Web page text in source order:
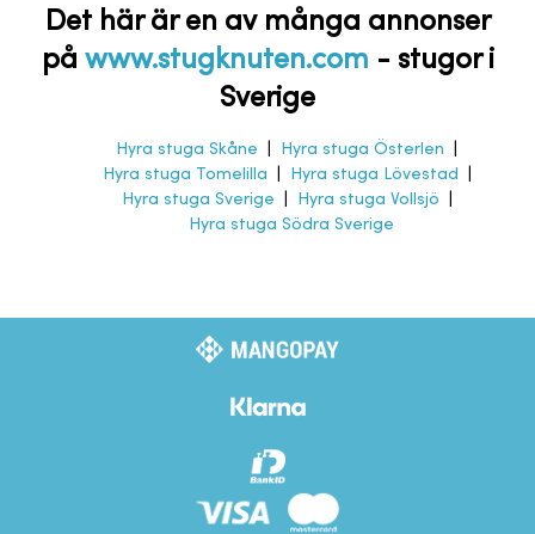
Det här är en av många annonser
på www.stugknuten.com - stugor i
Sverige
Hyra stuga Skåne Hyra stuga Österlen
Hyra stuga Tomelilla
Hyra stuga Lövestad
Hyra stuga Sverige
Hyra stuga Vollsjö
Hyra stuga Södra Sverige